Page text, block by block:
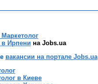
в Ирпени на Jobs.ua
вакансии на портале Jobs.ua
в Киеве